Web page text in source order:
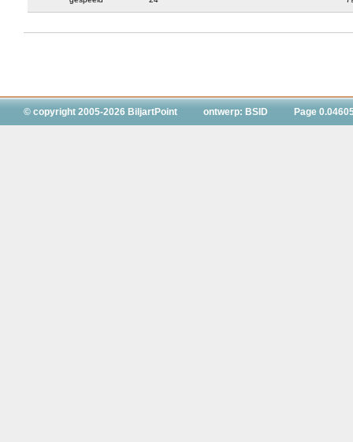
© copyright 2005-2026 BiljartPoint ontwerp: BSID Page